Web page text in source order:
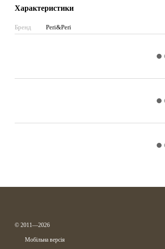
Характеристики
Бренд Peri&Peri
© 2011—2026
Мобільна версія